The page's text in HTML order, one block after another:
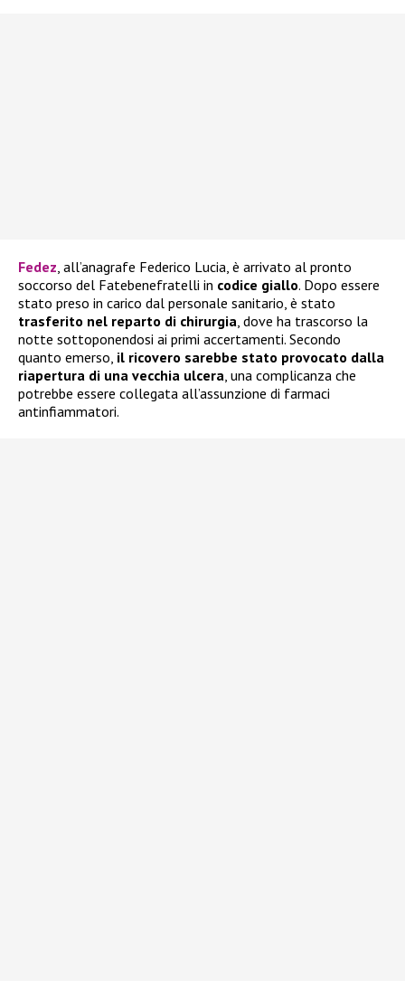
Fedez, all’anagrafe Federico Lucia, è arrivato al pronto
soccorso del Fatebenefratelli in codice giallo. Dopo essere
stato preso in carico dal personale sanitario, è stato
trasferito nel reparto di chirurgia, dove ha trascorso la
notte sottoponendosi ai primi accertamenti. Secondo
quanto emerso, il ricovero sarebbe stato provocato dalla
riapertura di una vecchia ulcera, una complicanza che
potrebbe essere collegata all’assunzione di farmaci
antinfiammatori.